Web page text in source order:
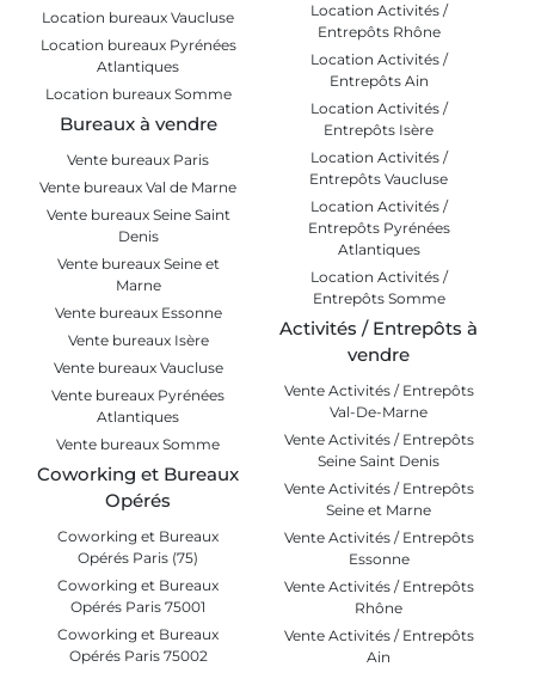
Location bureaux Vaucluse
Location bureaux Pyrénées
Atlantiques
Location bureaux Somme
Bureaux à vendre
Vente bureaux Paris
Vente bureaux Val de Marne
Vente bureaux Seine Saint
Denis
Vente bureaux Seine et
Marne
Vente bureaux Essonne
Vente bureaux Isère
Vente bureaux Vaucluse
Vente bureaux Pyrénées
Atlantiques
Vente bureaux Somme
Coworking et Bureaux
Opérés
Coworking et Bureaux
Opérés Paris (75)
Coworking et Bureaux
Opérés Paris 75001
Coworking et Bureaux
Opérés Paris 75002
Location Activités /
Entrepôts Rhône
Location Activités /
Entrepôts Ain
Location Activités /
Entrepôts Isère
Location Activités /
Entrepôts Vaucluse
Location Activités /
Entrepôts Pyrénées
Atlantiques
Location Activités /
Entrepôts Somme
Activités / Entrepôts à
vendre
Vente Activités / Entrepôts
Val-De-Marne
Vente Activités / Entrepôts
Seine Saint Denis
Vente Activités / Entrepôts
Seine et Marne
Vente Activités / Entrepôts
Essonne
Vente Activités / Entrepôts
Rhône
Vente Activités / Entrepôts
Ain